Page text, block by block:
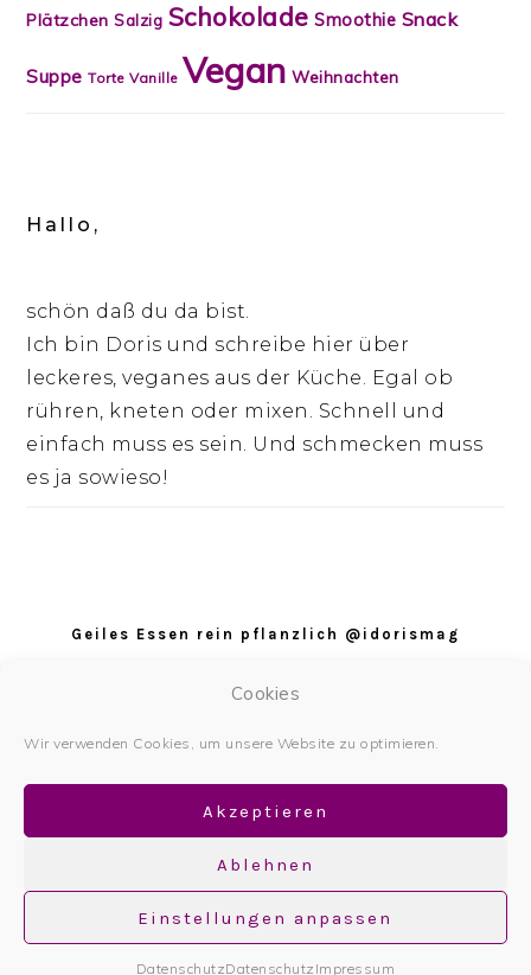
Cookies
Wir verwenden Cookies, um unsere Website zu optimieren.
Akzeptieren
Ablehnen
Einstellungen anpassen
DatenschutzDatenschutz Impressum
Plätzchen Salzig Schokolade Smoothie Snack
Suppe Torte Vanille Vegan Weihnachten
Hallo,
schön daß du da bist.
Ich bin Doris und schreibe hier über
leckeres, veganes aus der Küche. Egal ob
rühren, kneten oder mixen. Schnell und
einfach muss es sein. Und schmecken muss
es ja sowieso!
Geiles Essen rein pflanzlich @idorismag
Datenschutzerklärung
Copyright © 2026